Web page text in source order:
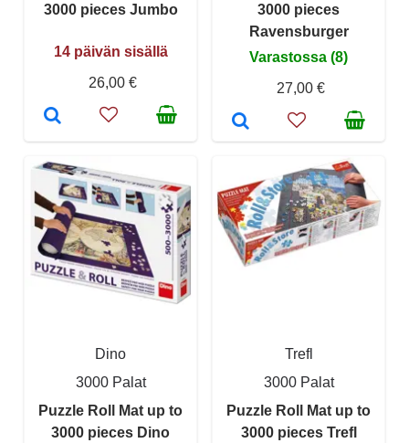
3000 pieces Jumbo
14 päivän sisällä
26,00 €
3000 pieces
Ravensburger
Varastossa (8)
27,00 €
Dino
3000 Palat
Puzzle Roll Mat up to
3000 pieces Dino
Trefl
3000 Palat
Puzzle Roll Mat up to
3000 pieces Trefl